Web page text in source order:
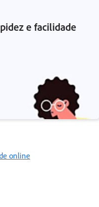
e facilidade
online